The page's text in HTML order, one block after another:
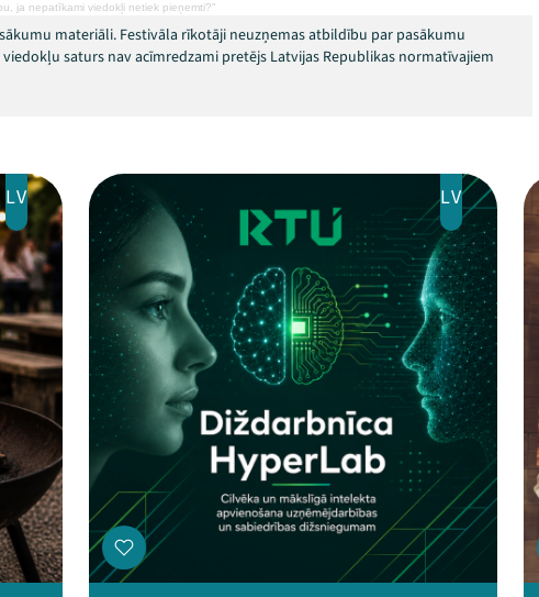
ja nepatīkami viedokļi netiek pieņemti?"
materiāli. Festivāla rīkotāji neuzņemas atbildību par pasākumu
saturs nav acīmredzami pretējs Latvijas Republikas normatīvajiem
LV LV